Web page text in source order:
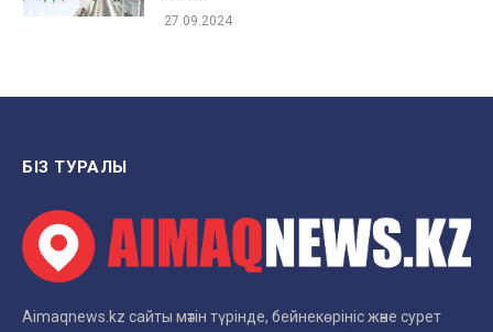
27.09.2024
БІЗ ТУРАЛЫ
Aimaqnews.kz сайты мәтін түрінде, бейнекөрініс және сурет